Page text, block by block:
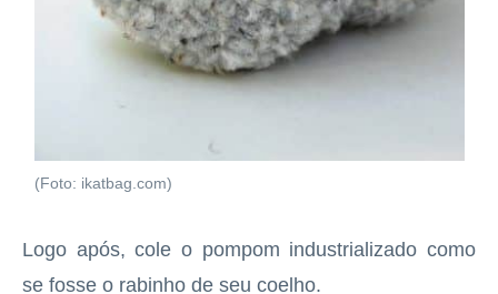
(Foto: ikatbag.com)
Logo após, cole o pompom industrializado como
se fosse o rabinho de seu coelho.